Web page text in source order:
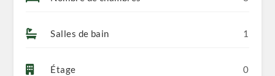
Salles de bain 1
Étage 0